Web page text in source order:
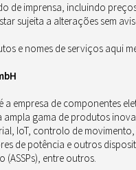
de imprensa, incluindo
sujeita a alterações sem
e nomes de serviços aqui
é a empresa de componentes
ampla gama de produtos
IoT, controlo de
de potência e outros
entre outros.